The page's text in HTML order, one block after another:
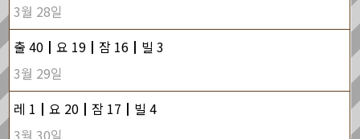
3월 28일
출 40┃요 19┃잠 16┃빌 3
3월 29일
레 1┃요 20┃잠 17┃빌 4
3월 30일